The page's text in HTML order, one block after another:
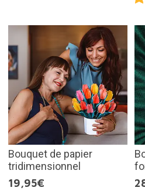
Bouquet de papier
tridimensionnel
19,95€